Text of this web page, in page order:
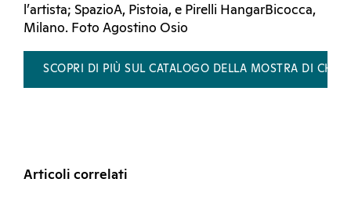
l’artista; SpazioA, Pistoia, e Pirelli HangarBicocca,
Milano. Foto Agostino Osio
SCOPRI DI PIÙ SUL CATALOGO DELLA MOSTRA DI
Articoli correlati